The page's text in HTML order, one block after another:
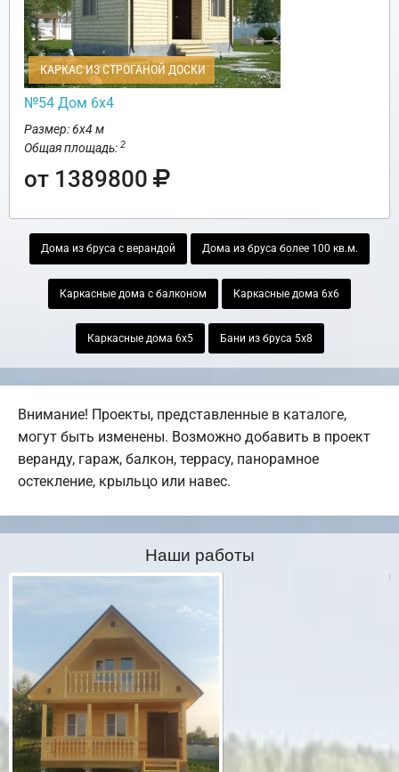
КАРКАС ИЗ СТРОГАНОЙ ДОСКИ
№54 Дом 6х4
Размер: 6х4 м
Общая площадь: 2
от 1389800
Дома из бруса с верандой Дома из бруса более 100 кв.м.
Каркасные дома с балконом Каркасные дома 6х6
Каркасные дома 6х5 Бани из бруса 5х8
Внимание! Проекты, представленные в каталоге,
могут быть изменены. Возможно добавить в проект
веранду, гараж, балкон, террасу, панорамное
остекление, крыльцо или навес.
Наши работы